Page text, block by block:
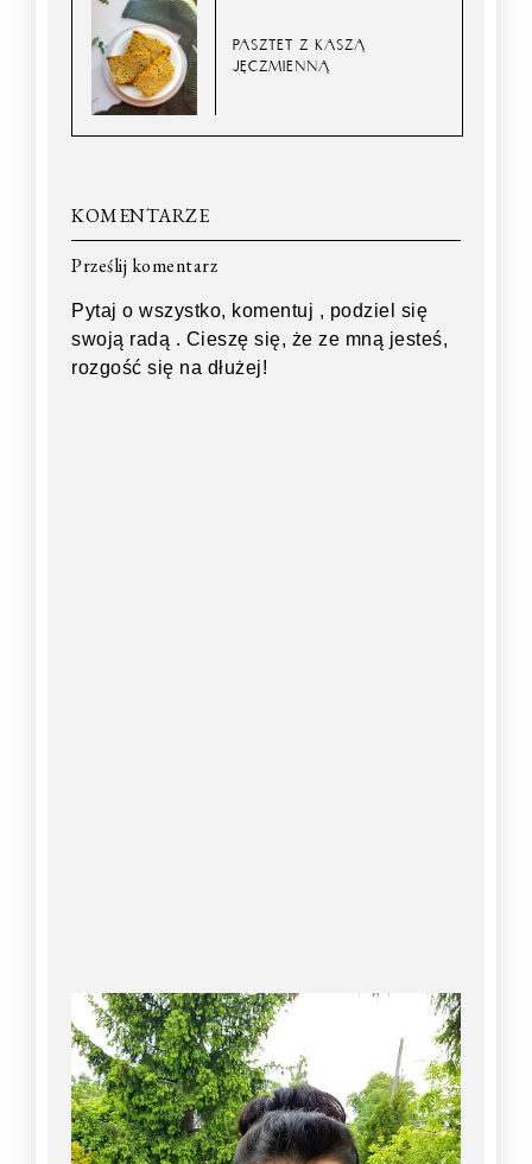
PASZTET Z KASZĄ
JĘCZMIENNĄ
KOMENTARZE
Prześlij komentarz
Pytaj o wszystko, komentuj , podziel się
swoją radą . Cieszę się, że ze mną jesteś,
rozgość się na dłużej!